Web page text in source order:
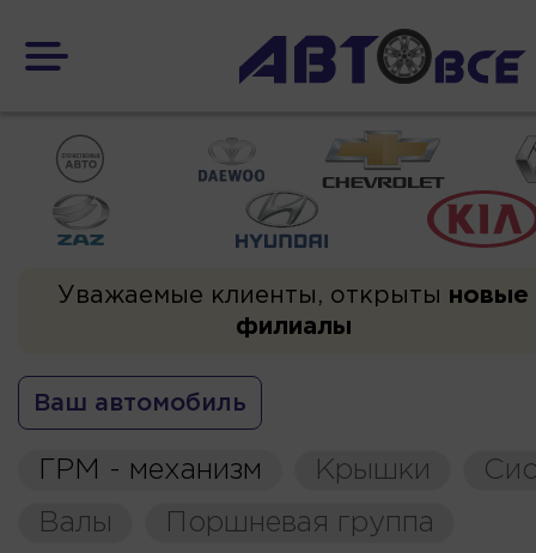
Уважаемые клиенты, открыты новые
филиалы
Ваш автомобиль
ГРМ - механизм Крышки
Валы
Поршневая группа